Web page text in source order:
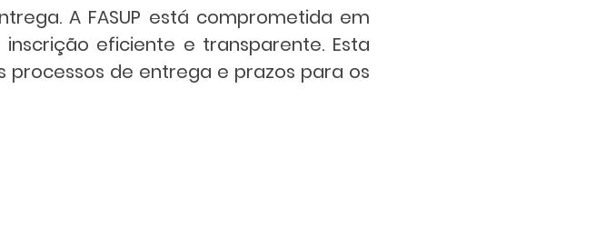
A FASUP está comprometida em
eficiente e transparente. Esta
de entrega e prazos para os